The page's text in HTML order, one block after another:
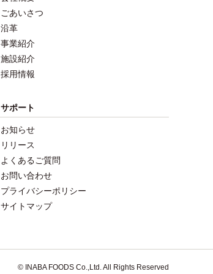
ごあいさつ
沿革
事業紹介
施設紹介
採用情報
サポート
お知らせ
リリース
よくあるご質問
お問い合わせ
プライバシーポリシー
サイトマップ
© INABA FOODS Co.,Ltd. All Rights Reserved